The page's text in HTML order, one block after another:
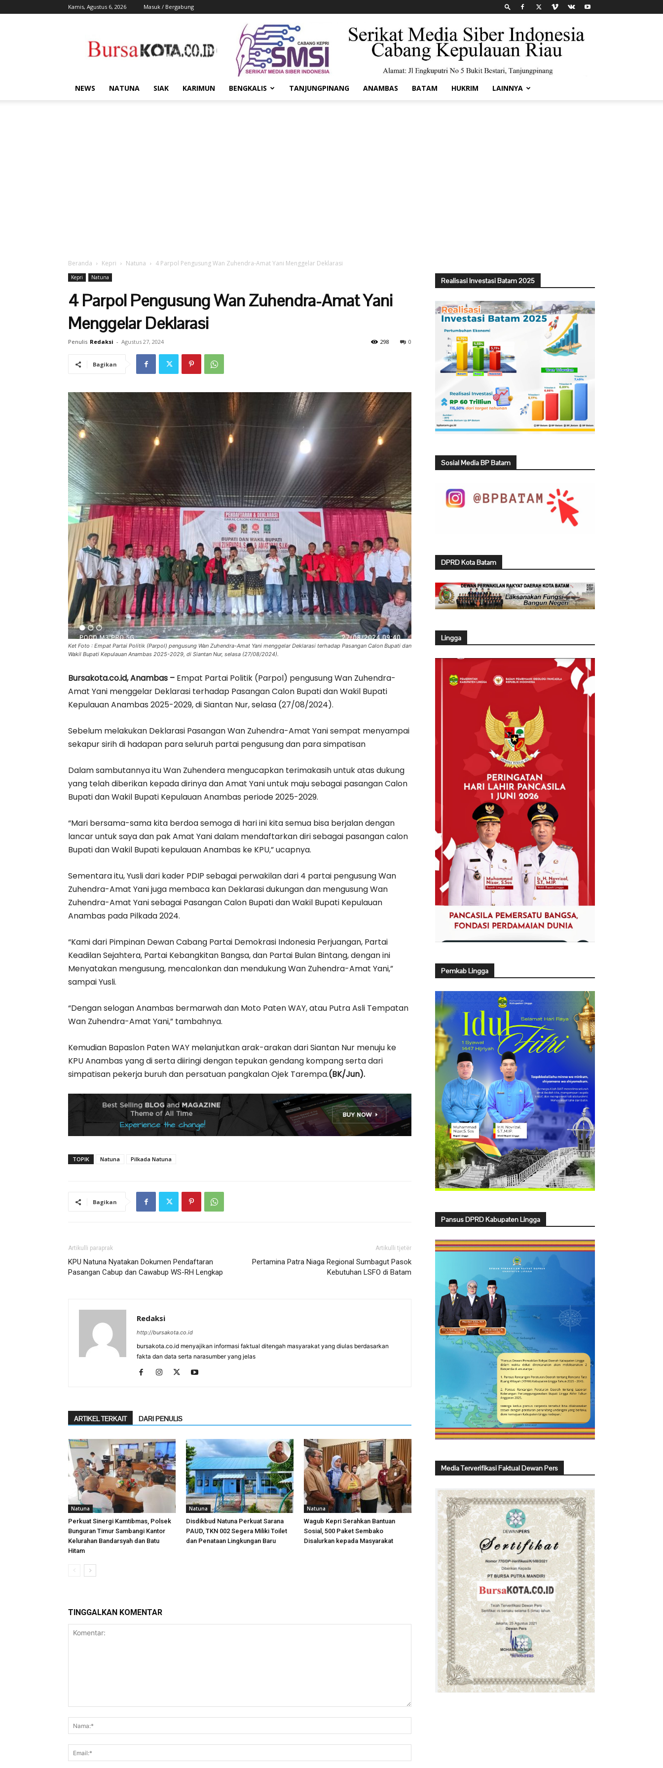
Kamis, Agustus 6, 2026 Masuk / Bergabung
Kota
NEWS NATUNA SIAK KARIMUN BENGKALIS TANJUNGPINANG ANAMBAS BATAM HUKRIM LAINNYA
Beranda Kepri Natuna 4 Parpol Pengusung Wan Zuhendra-Amat Yani Menggelar Deklarasi
Kepri Natuna
4 Parpol Pengusung Wan Zuhendra-Amat Yani
Menggelar Deklarasi
Penulis Redaksi - Agustus 27, 2024 0
298
Bagikan
Ket Foto : Empat Partai Politik (Parpol) pengusung Wan Zuhendra-Amat Yani menggelar Deklarasi terhadap Pasangan Calon Bupati dan
Wakil Bupati Kepulauan Anambas 2025-2029, di Siantan Nur, selasa (27/08/2024).
Bursakota.co.id, Anambas – Empat Partai Politik (Parpol) pengusung Wan Zuhendra-
Amat Yani menggelar Deklarasi terhadap Pasangan Calon Bupati dan Wakil Bupati
Kepulauan Anambas 2025-2029, di Siantan Nur, selasa (27/08/2024).
Sebelum melakukan Deklarasi Pasangan Wan Zuhendra-Amat Yani sempat menyampai
sekapur sirih di hadapan para seluruh partai pengusung dan para simpatisan
Dalam sambutannya itu Wan Zuhendera mengucapkan terimakasih untuk atas dukung
yang telah diberikan kepada dirinya dan Amat Yani untuk maju sebagai pasangan Calon
Bupati dan Wakil Bupati Kepulauan Anambas periode 2025-2029.
“Mari bersama-sama kita berdoa semoga di hari ini kita semua bisa berjalan dengan
lancar untuk saya dan pak Amat Yani dalam mendaftarkan diri sebagai pasangan calon
Bupati dan Wakil Bupati kepulauan Anambas ke KPU,” ucapnya.
Sementara itu, Yusli dari kader PDIP sebagai perwakilan dari 4 partai pengusung Wan
Zuhendra-Amat Yani juga membaca kan Deklarasi dukungan dan mengusung Wan
Zuhendra-Amat Yani sebagai Pasangan Calon Bupati dan Wakil Bupati Kepulauan
Anambas pada Pilkada 2024.
“Kami dari Pimpinan Dewan Cabang Partai Demokrasi Indonesia Perjuangan, Partai
Keadilan Sejahtera, Partai Kebangkitan Bangsa, dan Partai Bulan Bintang, dengan ini
Menyatakan mengusung, mencalonkan dan mendukung Wan Zuhendra-Amat Yani,”
sampai Yusli.
“Dengan selogan Anambas bermarwah dan Moto Paten WAY, atau Putra Asli Tempatan
Wan Zuhendra-Amat Yani,” tambahnya.
Kemudian Bapaslon Paten WAY melanjutkan arak-arakan dari Siantan Nur menuju ke
KPU Anambas yang di serta diiringi dengan tepukan gendang kompang serta dari
simpatisan pekerja buruh dan persatuan pangkalan Ojek Tarempa.(BK/Jun).
TOPIK Natuna Pilkada Natuna
Bagikan
Artikulli paraprak
KPU Natuna Nyatakan Dokumen Pendaftaran
Pasangan Cabup dan Cawabup WS-RH Lengkap
Artikulli tjetër
Pertamina Patra Niaga Regional Sumbagut Pasok
Kebutuhan LSFO di Batam
Redaksi
http://bursakota.co.id
bursakota.co.id menyajikan informasi faktual ditengah masyarakat yang diulas berdasarkan
fakta dan data serta narasumber yang jelas
ARTIKEL TERKAIT DARI PENULIS
Natuna
Perkuat Sinergi Kamtibmas, Polsek
Bunguran Timur Sambangi Kantor
Kelurahan Bandarsyah dan Batu
Hitam
Natuna
Disdikbud Natuna Perkuat Sarana
PAUD, TKN 002 Segera Miliki Toilet
dan Penataan Lingkungan Baru
Natuna
Wagub Kepri Serahkan Bantuan
Sosial, 500 Paket Sembako
Disalurkan kepada Masyarakat
TINGGALKAN KOMENTAR
Realisasi Investasi Batam 2025
Sosial Media BP Batam
DPRD Kota Batam
Lingga
Pemkab Lingga
Pansus DPRD Kabupaten Lingga
Media Terverifikasi Faktual Dewan Pers